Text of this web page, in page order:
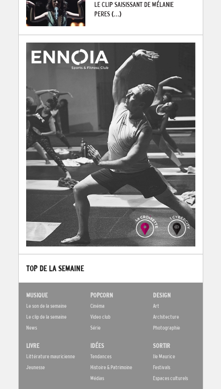
LE CLIP SAISISSANT DE MÉLANIE
PERES(...)
TOP DE LA SEMAINE
MUSIQUE
Le son de la semaine
Le clip de la semaine
News
POPCORN
Cinéma
Video club
Série
DESIGN
Art
Architecture
Photographie
LIVRE
Littérature mauricienne
Jeunesse
IDÉES
Tendances
Histoire & Patrimoine
Médias
SORTIR
Ile Maurice
Festivals
Espaces culturels